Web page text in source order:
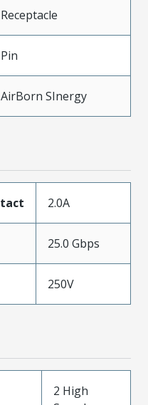
Receptacle
Pin
AirBorn SInergy
2.0A
25.0 Gbps
250V
2 High